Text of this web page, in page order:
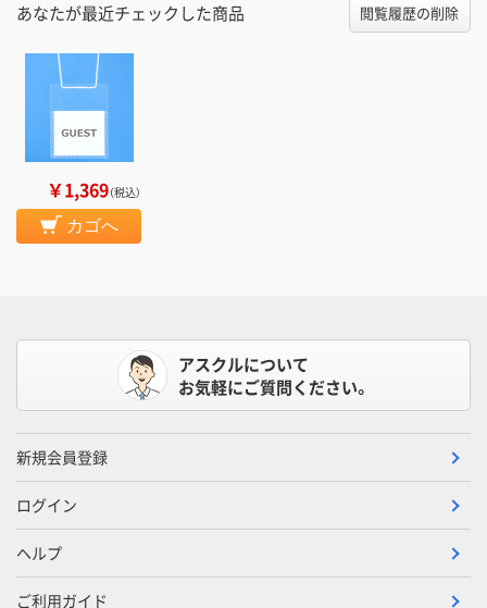
あなたが最近チェックした商品 閲覧履歴の削除
￥1,369（税込）
カゴへ
アスクルについて
お気軽にご質問ください。
新規会員登録
ログイン
ヘルプ
ご利用ガイド